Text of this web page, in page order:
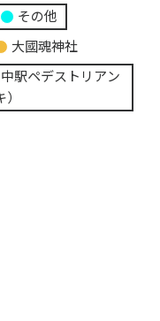
その他
大國魂神社
駅ペデストリアン